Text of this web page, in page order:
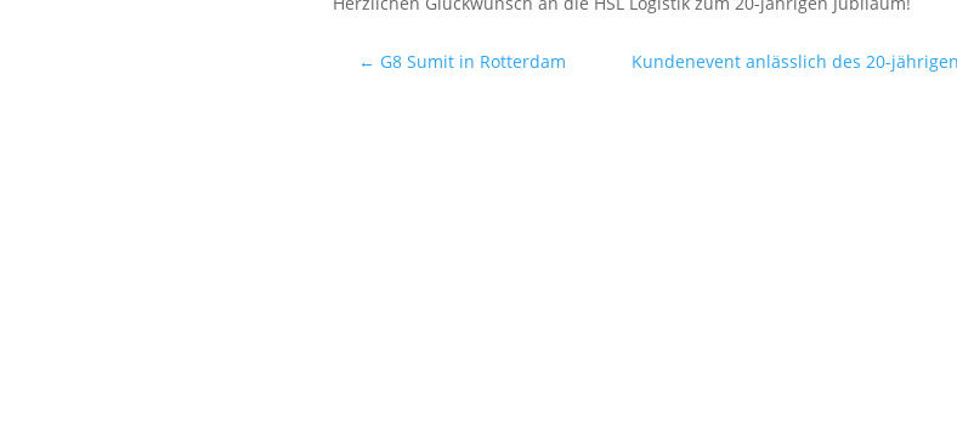
← G8 Sumit in Rotterdam Kundenevent anlässlich des 20-